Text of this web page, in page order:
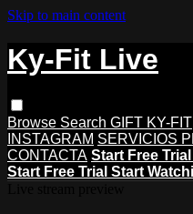
Skip to main content
Ky-Fit Live
Browse Search GIFT KY-FIT
INSTAGRAM SERVICIOS
CONTACTA Start Free Trial
Start Free Trial Start